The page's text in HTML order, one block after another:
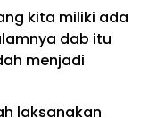
kita miliki ada
dab itu
menjadi
laksanakan